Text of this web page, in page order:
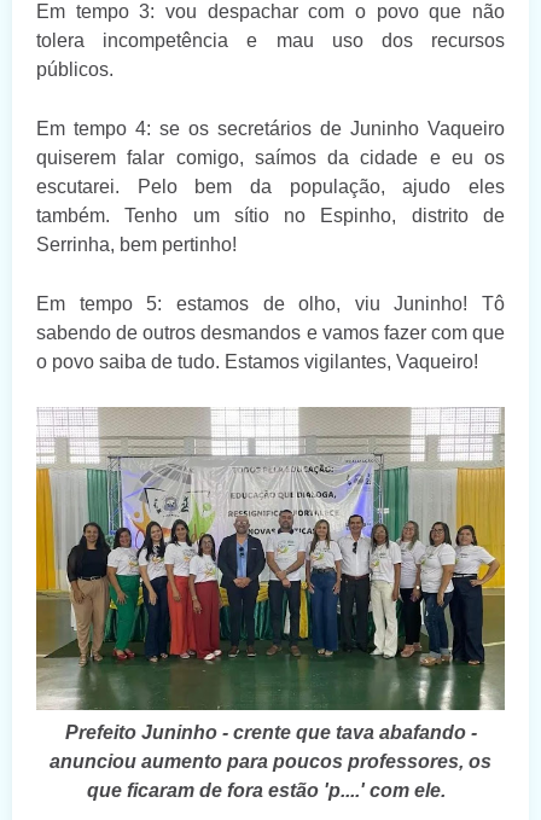
Em tempo 3: vou despachar com o povo que não
tolera incompetência e mau uso dos recursos
públicos.
Em tempo 4: se os secretários de Juninho Vaqueiro
quiserem falar comigo, saímos da cidade e eu os
escutarei. Pelo bem da população, ajudo eles
também. Tenho um sítio no Espinho, distrito de
Serrinha, bem pertinho!
Em tempo 5: estamos de olho, viu Juninho! Tô
sabendo de outros desmandos e vamos fazer com que
o povo saiba de tudo. Estamos vigilantes, Vaqueiro!
Prefeito Juninho - crente que tava abafando -
anunciou aumento para poucos professores, os
que ficaram de fora estão 'p....' com ele.